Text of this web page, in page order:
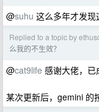
@suhu 这么多年才发
Replied to a topic by
么我的不生效？
@cat9life 感谢大佬，已
某次更新后，gemini 的